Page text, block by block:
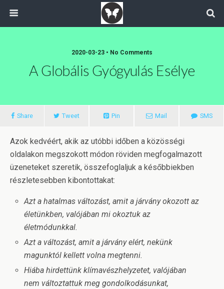
2020-03-23 • No Comments
A Globális Gyógyulás Esélye
Share Tweet Pin Mail SMS
Azok kedvéért, akik az utóbbi időben a közösségi
oldalakon megszokott módon röviden megfogalmazott
üzeneteket szeretik, összefoglaljuk a későbbiekben
részletesebben kibontottakat:
Azt a hatalmas változást, amit a járvány okozott az
életünkben, valójában mi okoztuk az
életmódunkkal.
Azt a változást, amit a járvány elért, nekünk
magunktól kellett volna megtenni.
Hiába hirdettünk klímavészhelyzetet, valójában
nem változtattuk meg gondolkodásunkat,